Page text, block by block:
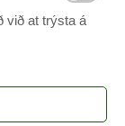
við at trýsta á